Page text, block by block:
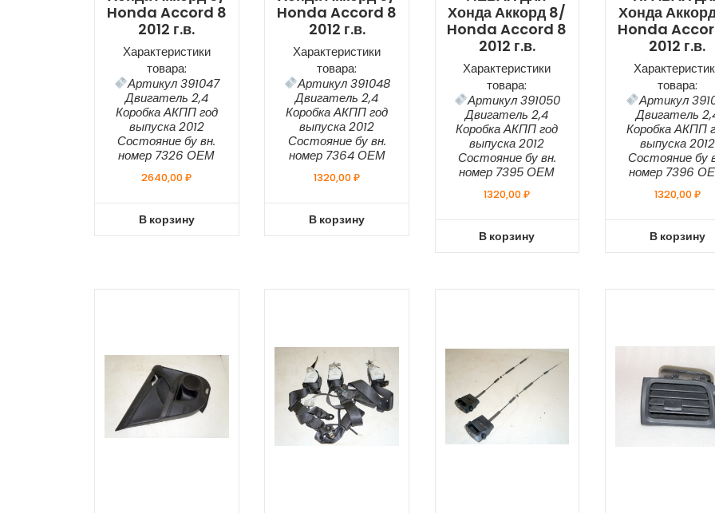
Honda Accord 8
2012 г.в.
Характеристики
товара:
Артикул 391047
Двигатель 2,4
Коробка АКПП год
выпуска 2012
Состояние бу вн.
номер 7326 ОЕМ
2640,00₽
В корзину
Honda Accord 8
2012 г.в.
Характеристики
товара:
Артикул 391048
Двигатель 2,4
Коробка АКПП год
выпуска 2012
Состояние бу вн.
номер 7364 ОЕМ
1320,00₽
В корзину
Хонда Аккорд 8/
Honda Accord 8
2012 г.в.
Характеристики
товара:
Артикул 391050
Двигатель 2,4
Коробка АКПП год
выпуска 2012
Состояние бу вн.
номер 7395 ОЕМ
1320,00₽
В корзину
Хонда
Honda
2012 г.в.
товара:
Артикул
Двигатель
Коробка АКПП
выпуска 2012
Состояние бу
номер 7396
1320,00₽
В корзину